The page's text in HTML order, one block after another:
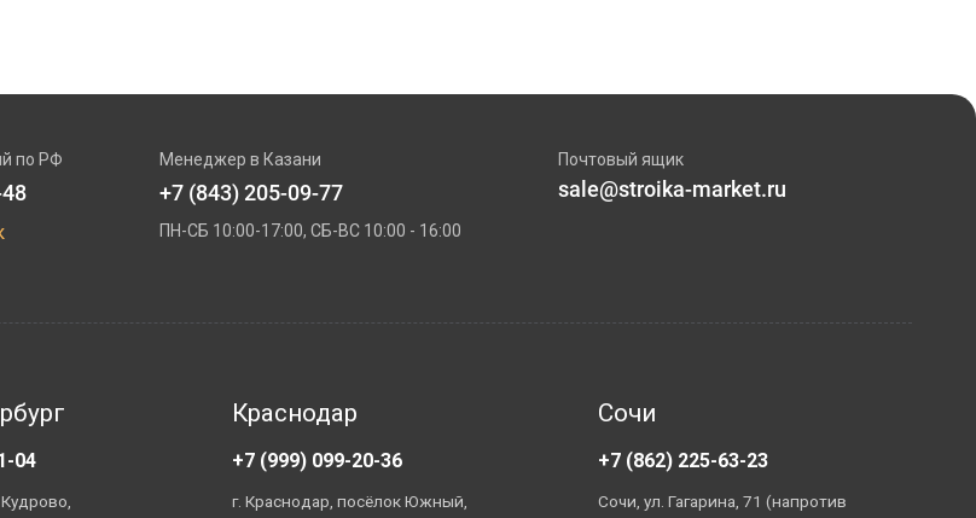
по РФ Менеджер в Казани
+7 (843) 205-09-77
ПН-СБ 10:00-17:00, СБ-ВС 10:00 - 16:00
Почтовый ящик
sale@stroika-market.ru
04
Краснодар
+7 (999) 099-20-36
г. Краснодар, посёлок Южный,
Сочи
+7 (862) 225-63-23
Сочи, ул. Гагарина, 71 (напротив